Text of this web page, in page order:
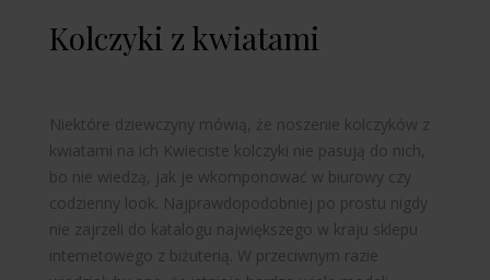
Kolczyki z kwiatami
Niektóre dziewczyny mówią, że noszenie kolczyków z
kwiatami na ich Kwieciste kolczyki nie pasują do nich,
bo nie wiedzą, jak je wkomponować w biurowy czy
codzienny look. Najprawdopodobniej po prostu nigdy
nie zajrzeli do katalogu największego w kraju sklepu
internetowego z biżuterią. W przeciwnym razie